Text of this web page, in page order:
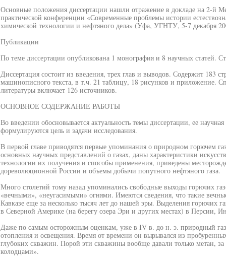
Основные положения диссертации нашли отражение в докладе на 2-й
практической конференции «Современные проблемы истории
химической технологии и нефтяного дела» (Уфа, УГНТУ, 5-7 декабря
Публикации
По теме диссертации опубликована 1 монография и 8 научных статей.
Диссертация состоит из введения, трех глав и выводов. Содержит 183
машинописного текста, в т.ч. 21 таблицу, 18 рисунков и приложение.
литературы включает 126 источников.
ОСНОВНОЕ СОДЕРЖАНИЕ РАБОТЫ
Во введении обосновывается актуальность темы диссертации, ее
формулируются цель и задачи исследования.
В первой главе приводятся первые упоминания о природном горючем
основных научных представлений о газах, даны характеристики
технологии их получения и способы применения, приведены
дореволюционной России и объемы добычи попутного нефтяного газа.
Много столетий тому назад упоминались свободные выходы горючих
«вечными», «неугасимыми» огнями. Имеются сведения, что такие
Кавказе еще за несколько тысяч лет до нашей эры. Выделения горючих
в Северной Америке (на берегу озера Эри и других местах) в Персии,
Даже по самым осторожным оценкам, уже в IV в. до н. э. природный газ
отопления и освещения. Время от времени он вырывался из
глубоких скважин. Порой эти скважины вообще давали только метан,
колодцами».